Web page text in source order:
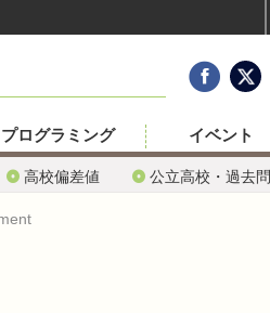
高校偏差値 公立高校・過去問
プログラミング イベント